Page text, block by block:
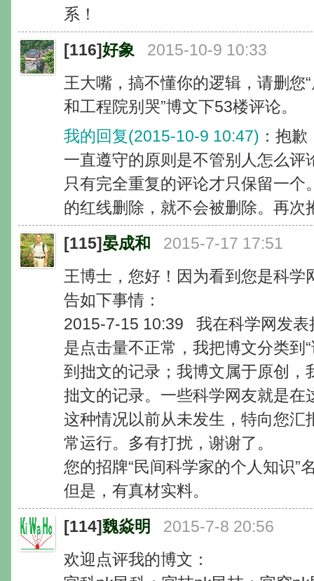
系！
[116]好象
2015-10-9 10:33
王大嘴，搞不懂你的逻辑，请删您
和工程院别哭”博文下53楼评论。
我的回复(2015-10-9 10:47) ：抱
一直遵守的原则是不管别人怎么
只有完全重复的评论才只保留一
的红线删除，就不会被删除。再次
[115]晏成和
2015-7-17 17:51
王博士，您好！因为看到您是科
告如下事情：
2015-7-15 10:39 我在科学网发表
是点击量不正常，我把博文分类到
到拙文的记录；我博文属于原创，
拙文的记录。一些科学网友就是在
这种情况以前从未发生，特向您
常运行。多有打扰，谢谢了。
您的招牌“民间科学家的个人知识”
但是，有真材实料。
[114]魏焱明
2015-7-8 20:56
欢迎点评我的博文：